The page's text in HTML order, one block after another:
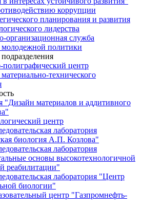
коррупции
планирования и развития
лидерства
организационная служба
молодежной политики
полиграфический центр
технического
"Дизайн материалов и аддитивного
центр
лаборатория
биология А.П. Козлова"
лаборатория
основы высокотехнологичной
реабилитации"
лаборатория "Центр
биологии"
центр "Газпромнефть-